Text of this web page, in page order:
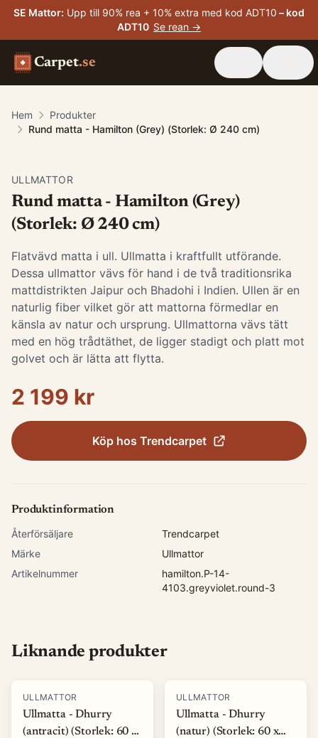
SE Mattor: Upp till 90% rea + 10% extra med kod ADT10 – kod
ADT10 Se rean →
Carpet.se
Hem
Produkter
Rund matta - Hamilton (Grey) (Storlek: Ø 240 cm)
ULLMATTOR
Rund matta - Hamilton (Grey)
(Storlek: Ø 240 cm)
Flatvävd matta i ull. Ullmatta i kraftfullt utförande.
Dessa ullmattor vävs för hand i de två traditionsrika
mattdistrikten Jaipur och Bhadohi i Indien. Ullen är en
naturlig fiber vilket gör att mattorna förmedlar en
känsla av natur och ursprung. Ullmattorna vävs tätt
med en hög trådtäthet, de ligger stadigt och platt mot
golvet och är lätta att flytta.
2 199 kr
Köp hos Trendcarpet
Produktinformation
Återförsäljare
Trendcarpet
Märke
Ullmattor
Artikelnummer
hamilton.P-14-
4103.greyviolet.round-3
Liknande produkter
ULLMATTOR
Ullmatta - Dhurry
(antracit) (Storlek: 60 x
ULLMATTOR
Ullmatta - Dhurry
(natur) (Storlek: 60 x